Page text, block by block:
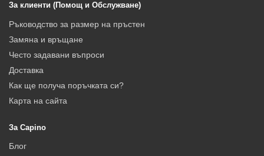
За клиенти (Помощ и Обслужване)
Ръководство за размер на пръстен
Замяна и връщане
Често задавани въпроси
Доставка
Как ще получа поръчката си?
Карта на сайта
За Capino
Блог